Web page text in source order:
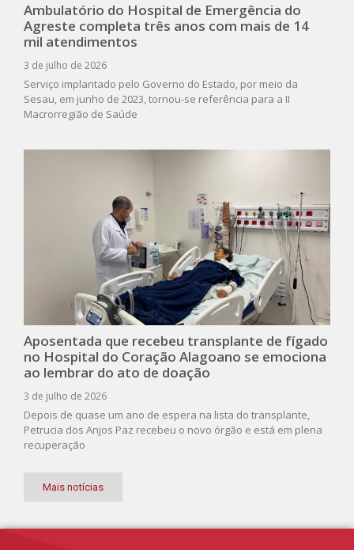
Ambulatório do Hospital de Emergência do
Agreste completa três anos com mais de 14
mil atendimentos
3 de julho de 2026
Serviço implantado pelo Governo do Estado, por meio da
Sesau, em junho de 2023, tornou-se referência para a II
Macrorregião de Saúde
Aposentada que recebeu transplante de fígado
no Hospital do Coração Alagoano se emociona
ao lembrar do ato de doação
3 de julho de 2026
Depois de quase um ano de espera na lista do transplante,
Petrucia dos Anjos Paz recebeu o novo órgão e está em plena
recuperação
Mais notícias